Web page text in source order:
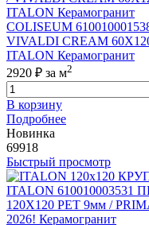
COLISEUM
VIVALDI CREAM
ITALON Керамогранит
2920 ₽ за м2
В корзину
Подробнее
Новинка
69918
Быстрый просмотр